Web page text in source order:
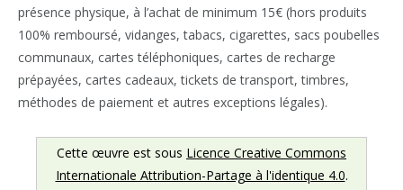
présence physique, à l’achat de minimum 15€ (hors produits
100% remboursé, vidanges, tabacs, cigarettes, sacs poubelles
communaux, cartes téléphoniques, cartes de recharge
prépayées, cartes cadeaux, tickets de transport, timbres,
méthodes de paiement et autres exceptions légales).
Cette œuvre est sous Licence Creative Commons
Internationale Attribution-Partage à l'identique 4.0.